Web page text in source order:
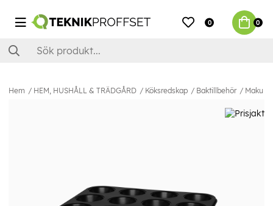
0 0
Hem HEM, HUSHÅLL & TRÄDGÅRD Köksredskap Baktillbehör Maku